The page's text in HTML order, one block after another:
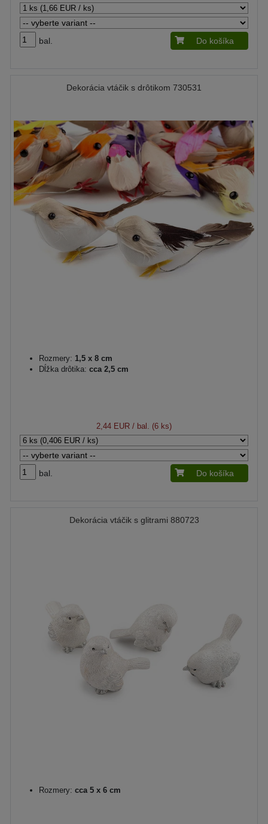
bal. Do košíka
Dekorácia vtáčik s drôtikom 730531
Rozmery: 1,5 x 8 cm
Dĺžka drôtika: cca 2,5 cm
2,44 EUR / bal. (6 ks)
bal. Do košíka
Dekorácia vtáčik s glitrami 880723
Rozmery: cca 5 x 6 cm